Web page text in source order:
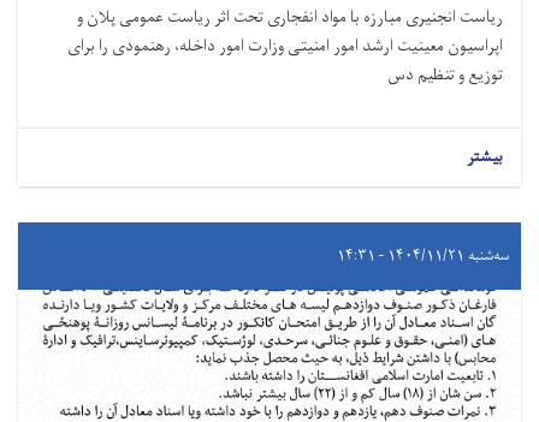
ریاست انجنیری مبارزه با مواد انفجاری تحت اثر ریاست عمومی پلان و
اپراسیون معینیت ارشد امور امنیتی وزارت امور داخله، رهنمودی را برای
توزیع و تنظیم دس
بیشتر
سه‌شنبه ۱۴۰۴/۱۱/۲۱ - ۱۴:۳۱